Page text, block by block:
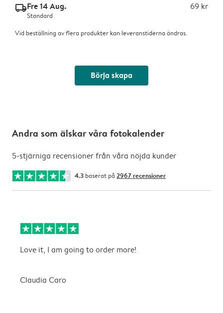
delivery_standard_v2Fre 14 Aug. 69 kr
Standard
Vid beställning av flera produkter kan leveranstiderna ändras.
Börja skapa
Andra som älskar våra fotokalender
5-stjärniga recensioner från våra nöjda kunder
4.3 baserat på 2967 recensioner
Love it, I am going to order more!
Claudia Caro